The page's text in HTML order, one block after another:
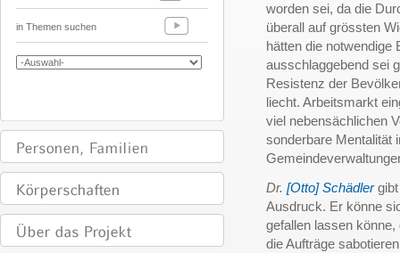
in Themen suchen
worden sei, da die
überall auf grössten
hätten die notwendige
ausschlaggebend sei
Resistenz der
liecht. Arbeitsmarkt
viel nebensächlichen
sonderbare Mentalität
Dr. [Otto] Schädlergibt
Ausdruck. Er könne
gefallen lassen
die Aufträge